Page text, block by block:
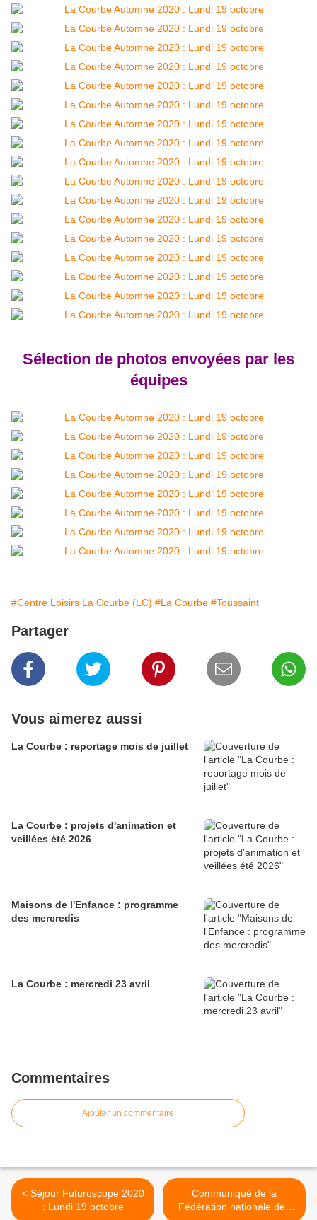
Sélection de photos envoyées par les
équipes
#Centre Loisirs La Courbe (LC) #La Courbe #Toussaint
Partager
Vous aimerez aussi
La Courbe : reportage mois de juillet
La Courbe : projets d'animation et
veillées été 2026
Maisons de l'Enfance : programme
des mercredis
La Courbe : mercredi 23 avril
Commentaires
Ajouter un commentaire
< Séjour Futuroscope 2020
: Lundi 19 octobre
Communiqué de la
Fédération nationale des